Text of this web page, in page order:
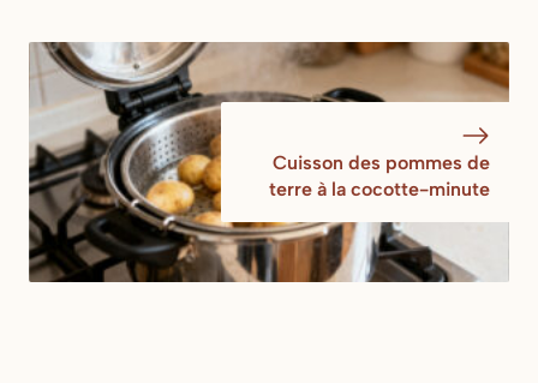
Cuisson des pommes de
terre à la cocotte-minute